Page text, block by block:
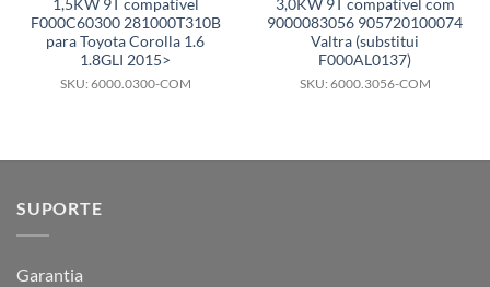
1,5KW 9T compatível
F000C60300 281000T310B
para Toyota Corolla 1.6
1.8GLI 2015>
SKU: 6000.0300-COM
3,0KW 9T compatível com
9000083056 905720100074
Valtra (substitui
F000AL0137)
SKU: 6000.3056-COM
SUPORTE
Garantia